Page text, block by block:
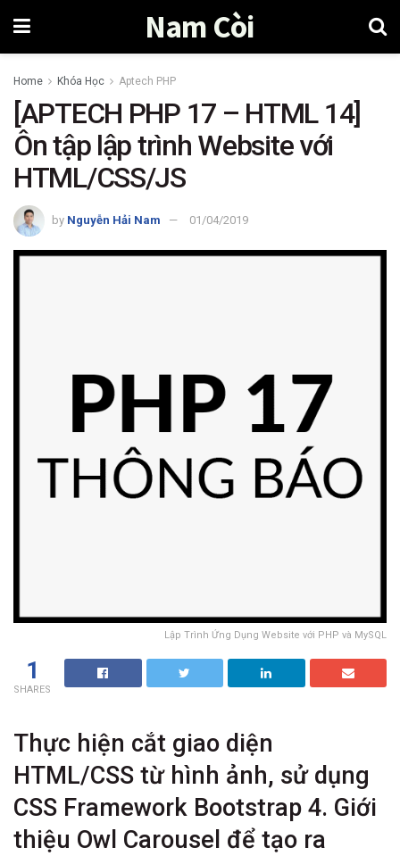
Nam Còi
Home Khóa Học Aptech PHP
[APTECH PHP 17 – HTML 14]
Ôn tập lập trình Website với
HTML/CSS/JS
by Nguyễn Hải Nam 01/04/2019
Lập Trình Ứng Dụng Website với PHP và MySQL
1
SHARES
Thực hiện cắt giao diện
HTML/CSS từ hình ảnh, sử dụng
CSS Framework Bootstrap 4. Giới
thiệu Owl Carousel để tạo ra